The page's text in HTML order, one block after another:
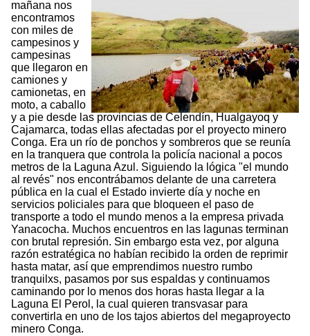
mañana nos
encontramos
con miles de
campesinos y
campesinas
que llegaron en
camiones y
camionetas, en
moto, a caballo
y a pie desde las provincias de Celendín, Hualgayoq y
Cajamarca, todas ellas afectadas por el proyecto minero
Conga. Era un río de ponchos y sombreros que se reunía
en la tranquera que controla la policía nacional a pocos
metros de la Laguna Azul. Siguiendo la lógica "el mundo
al revés" nos encontrábamos delante de una carretera
pública en la cual el Estado invierte día y noche en
servicios policiales para que bloqueen el paso de
transporte a todo el mundo menos a la empresa privada
Yanacocha. Muchos encuentros en las lagunas terminan
con brutal represión. Sin embargo esta vez, por alguna
razón estratégica no habían recibido la orden de reprimir
hasta matar, así que emprendimos nuestro rumbo
tranquilxs, pasamos por sus espaldas y continuamos
caminando por lo menos dos horas hasta llegar a la
Laguna El Perol, la cual quieren transvasar para
convertirla en uno de los tajos abiertos del megaproyecto
minero Conga.